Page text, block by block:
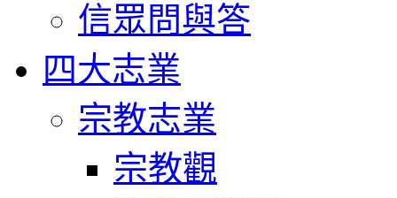
信眾問與答
四大志業
宗教志業
宗教觀